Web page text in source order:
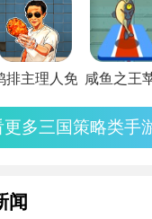
正版
排主理人免广告版
咸鱼之王
更多三国策略类手
闻